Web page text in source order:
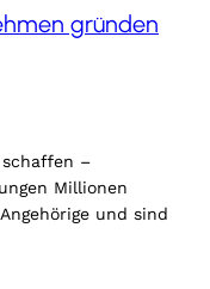
gründen
–
Millionen
und sind